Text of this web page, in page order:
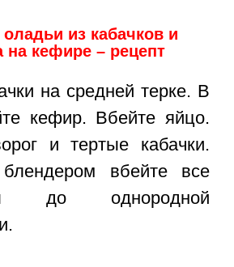
из кабачков и
на кефире – рецепт
на средней терке. В
кефир. Вбейте яйцо.
и тертые кабачки.
вбейте все
до однородной